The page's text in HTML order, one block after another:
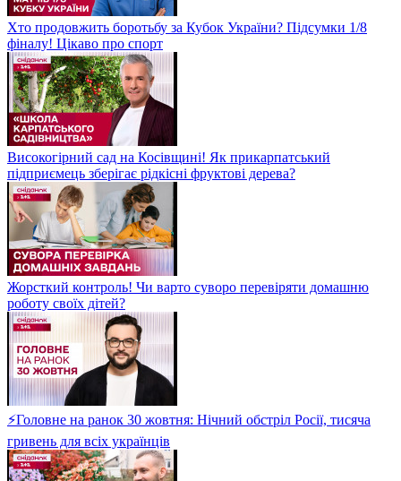
Хто продовжить боротьбу за Кубок України? Підсумки 1/8
фіналу! Цікаво про спорт
Високогірний сад на Косівщині! Як прикарпатський
підприємець зберігає рідкісні фруктові дерева?
Жорсткий контроль! Чи варто суворо перевіряти домашню
роботу своїх дітей?
⚡Головне на ранок 30 жовтня: Нічний обстріл Росії, тисяча
гривень для всіх українців